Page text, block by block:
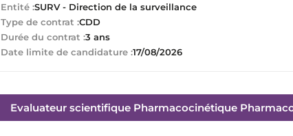
Entité :SURV - Direction de la surveillance
Type de contrat :CDD
Durée du contrat :3 ans
Date limite de candidature :17/08/2026
Evaluateur scientifique Pharmacocinétique